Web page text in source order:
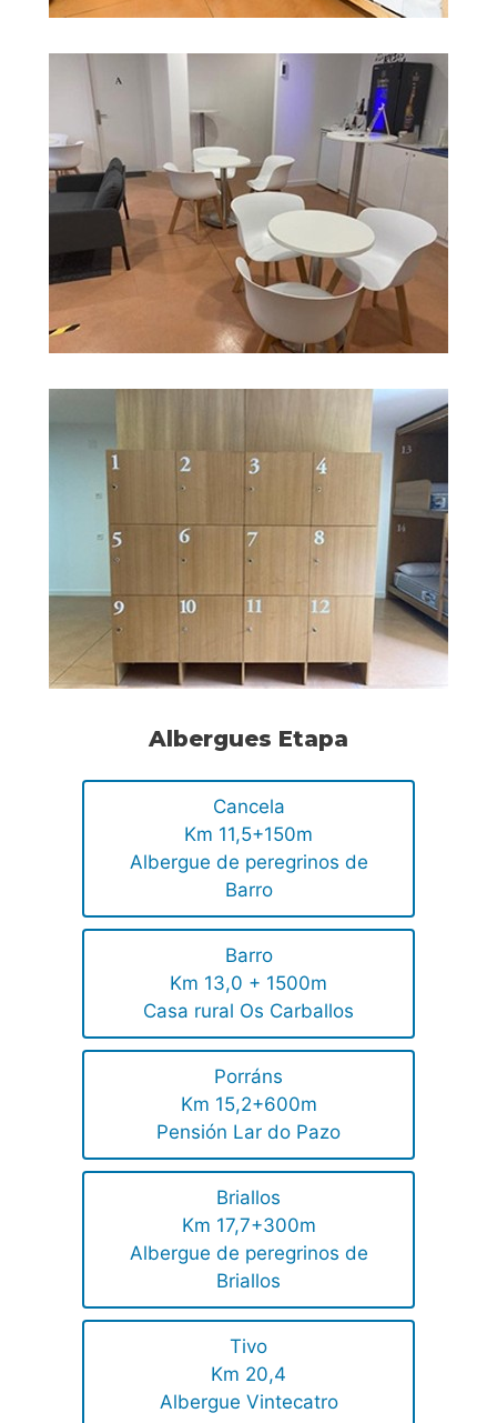
Albergues Etapa
Cancela
Km 11,5+150m
Albergue de peregrinos de
Barro
Barro
Km 13,0 + 1500m
Casa rural Os Carballos
Porráns
Km 15,2+600m
Pensión Lar do Pazo
Briallos
Km 17,7+300m
Albergue de peregrinos de
Briallos
Tivo
Km 20,4
Albergue Vintecatro